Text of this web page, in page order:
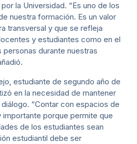
la Universidad. “Es uno de los
nuestra formación. Es un valor
transversal y que se refleja
y estudiantes como en el
durante nuestras
estudiante de segundo año de
en la necesidad de mantener
“Contar con espacios de
porque permite que
de los estudiantes sean
estudiantil debe ser